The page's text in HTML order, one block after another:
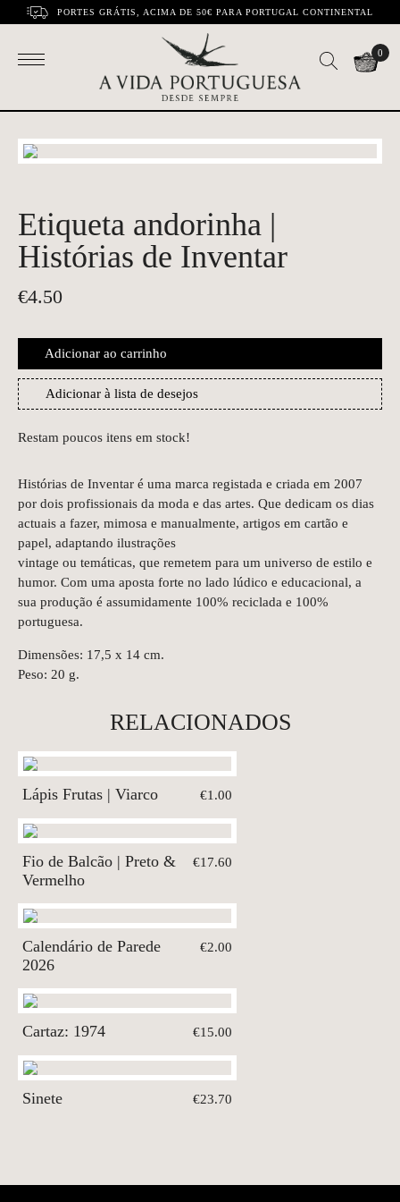
PORTES GRÁTIS, ACIMA DE 50€ PARA PORTUGAL CONTINENTAL
0
Etiqueta andorinha |
Histórias de Inventar
€4.50
Adicionar ao carrinho
Adicionar à lista de desejos
Restam poucos itens em stock!
Histórias de Inventar é uma marca registada e criada em 2007
por dois profissionais da moda e das artes. Que dedicam os dias
actuais a fazer, mimosa e manualmente, artigos em cartão e
papel, adaptando ilustrações
vintage ou temáticas, que remetem para um universo de estilo e
humor. Com uma aposta forte no lado lúdico e educacional, a
sua produção é assumidamente 100% reciclada e 100%
portuguesa.
Dimensões: 17,5 x 14 cm.
Peso: 20 g.
RELACIONADOS
Lápis Frutas | Viarco €1.00
Fio de Balcão | Preto &
Vermelho
€17.60
Calendário de Parede
2026
€2.00
Cartaz: 1974 €15.00
Sinete €23.70